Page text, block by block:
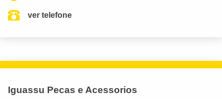
ver telefone
Iguassu Pecas e Acessorios